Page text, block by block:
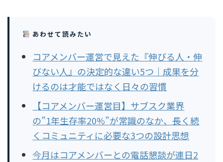
あわせて読みたい
コアメンバー運営で見えた『伸びる人・伸
びない人』の決定的な違い5つ｜成果を分
けるのは才能ではなく日々の習慣
【コアメンバー運営目】サブスク業界
の”1年生存率20%”が常識のなか、長く続
くコミュニティに必要な3つの設計思想
今月はコアメンバーとの電話懇談が連日2